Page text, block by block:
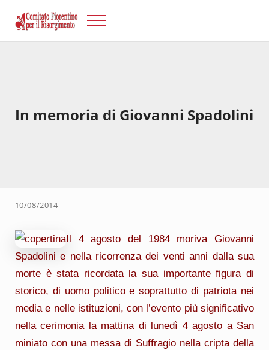
Risorgimento Firenze
Menu
In memoria di Giovanni Spadolini
10/08/2014
Il 4 agosto del 1984 moriva Giovanni
Spadolini e nella ricorrenza dei venti anni dalla sua
morte è stata ricordata la sua importante figura di
storico, di uomo politico e soprattutto di patriota nei
media e nelle istituzioni, con l’evento più significativo
nella cerimonia la mattina di lunedì 4 agosto a San
miniato con una messa di Suffragio nella cripta della